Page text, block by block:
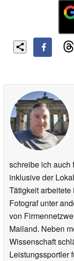
schreibe ich auch
inklusive der
Tätigkeit
Fotograf unter
von
Mailand. Neben
Wissenschaft
Leistungssportler